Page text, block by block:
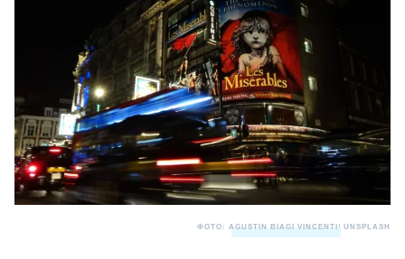
ФОТО: AGUSTIN BIAGI VINCENTI/ UNSPLASH